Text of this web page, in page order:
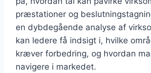
præstationer og
en dybdegående analyse af
kan ledere få indsigt i, hvilke
kræver forbedring, og hvordan
navigere i markedet.